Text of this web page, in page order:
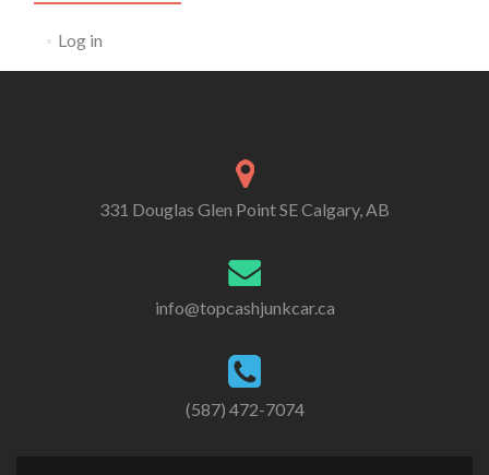
Log in
331 Douglas Glen Point SE Calgary, AB
info@topcashjunkcar.ca
(587) 472-7074